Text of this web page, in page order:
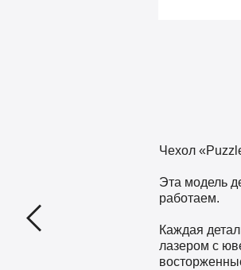
Чехол
Эта модель
работаем.
Каждая
лазером с